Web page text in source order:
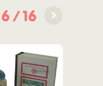
6 16